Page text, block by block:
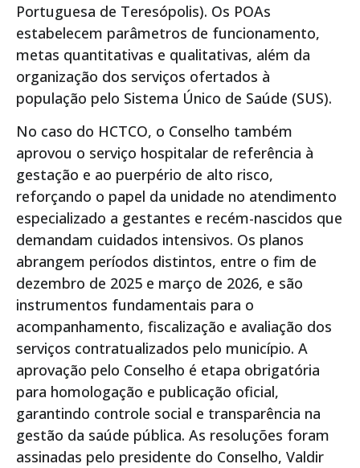
Portuguesa de Teresópolis). Os POAs
estabelecem parâmetros de funcionamento,
metas quantitativas e qualitativas, além da
organização dos serviços ofertados à
população pelo Sistema Único de Saúde (SUS).
No caso do HCTCO, o Conselho também
aprovou o serviço hospitalar de referência à
gestação e ao puerpério de alto risco,
reforçando o papel da unidade no atendimento
especializado a gestantes e recém-nascidos que
demandam cuidados intensivos. Os planos
abrangem períodos distintos, entre o fim de
dezembro de 2025 e março de 2026, e são
instrumentos fundamentais para o
acompanhamento, fiscalização e avaliação dos
serviços contratualizados pelo município. A
aprovação pelo Conselho é etapa obrigatória
para homologação e publicação oficial,
garantindo controle social e transparência na
gestão da saúde pública. As resoluções foram
assinadas pelo presidente do Conselho, Valdir